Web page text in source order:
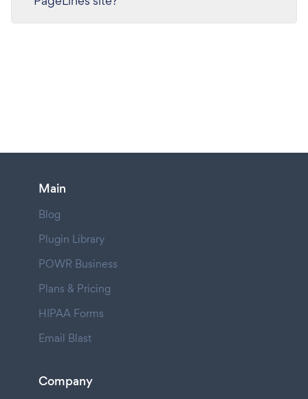
Main
Blog
Plugin Library
POWR Business
Plans & Pricing
HIPAA Forms
Email Blast
Company